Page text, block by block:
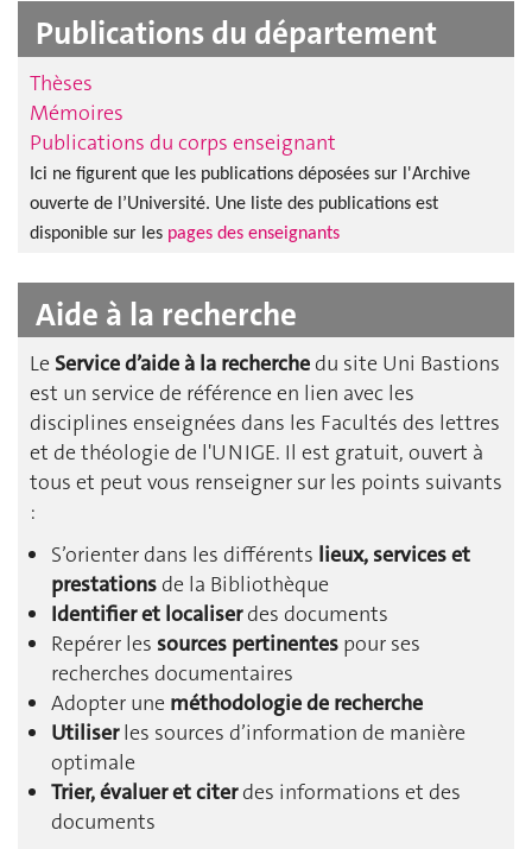
Publications du département
Thèses
Mémoires
Publications du corps enseignant
Ici ne figurent que les publications déposées sur l'Archive
ouverte de l’Université. Une liste des publications est
disponible sur les pages des enseignants
Aide à la recherche
Le Service d’aide à la recherche du site Uni Bastions
est un service de référence en lien avec les
disciplines enseignées dans les Facultés des lettres
et de théologie de l'UNIGE. Il est gratuit, ouvert à
tous et peut vous renseigner sur les points suivants
:
S’orienter dans les différents lieux, services et
prestations de la Bibliothèque
Identifier et localiserdes documents
Repérer les sources pertinentes pour ses
recherches documentaires
Adopter une méthodologie de recherche
Utiliserles sources d’information de manière
optimale
Trier, évaluer et citerdes informations et des
documents